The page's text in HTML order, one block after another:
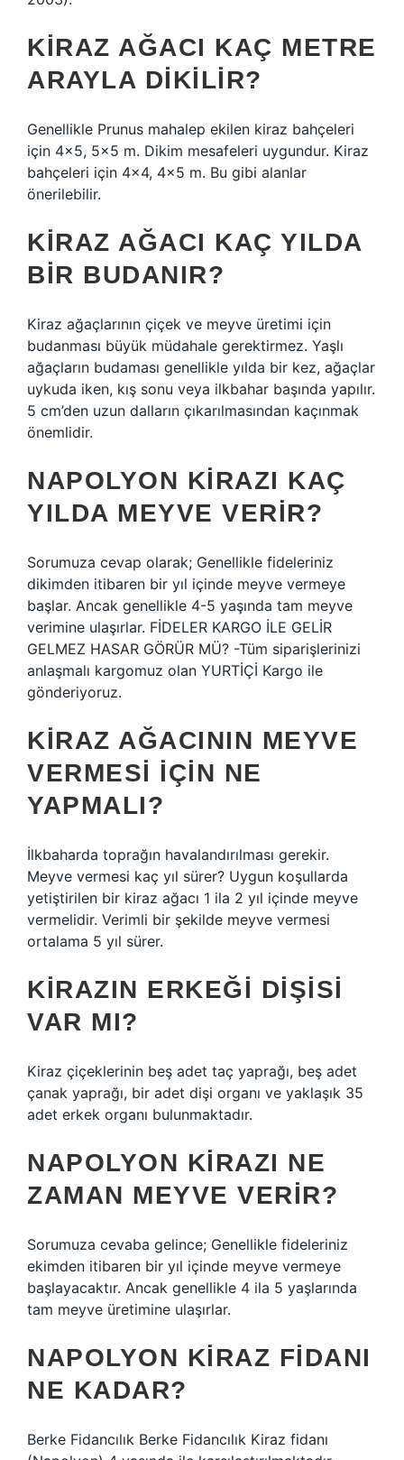
KIRAZ AĞACI KAÇ METRE
ARAYLA DIKILIR?
Genellikle Prunus mahalep ekilen kiraz bahçeleri
için 4×5, 5×5 m. Dikim mesafeleri uygundur. Kiraz
bahçeleri için 4×4, 4×5 m. Bu gibi alanlar
önerilebilir.
KIRAZ AĞACI KAÇ YILDA
BIR BUDANIR?
Kiraz ağaçlarının çiçek ve meyve üretimi için
budanması büyük müdahale gerektirmez. Yaşlı
ağaçların budaması genellikle yılda bir kez, ağaçlar
uykuda iken, kış sonu veya ilkbahar başında yapılır.
5 cm’den uzun dalların çıkarılmasından kaçınmak
önemlidir.
NAPOLYON KIRAZI KAÇ
YILDA MEYVE VERIR?
Sorumuza cevap olarak; Genellikle fideleriniz
dikimden itibaren bir yıl içinde meyve vermeye
başlar. Ancak genellikle 4-5 yaşında tam meyve
verimine ulaşırlar. FİDELER KARGO İLE GELİR
GELMEZ HASAR GÖRÜR MÜ? -Tüm siparişlerinizi
anlaşmalı kargomuz olan YURTİÇİ Kargo ile
gönderiyoruz.
KIRAZ AĞACININ MEYVE
VERMESI IÇIN NE
YAPMALI?
İlkbaharda toprağın havalandırılması gerekir.
Meyve vermesi kaç yıl sürer? Uygun koşullarda
yetiştirilen bir kiraz ağacı 1 ila 2 yıl içinde meyve
vermelidir. Verimli bir şekilde meyve vermesi
ortalama 5 yıl sürer.
KIRAZIN ERKEĞI DIŞISI
VAR MI?
Kiraz çiçeklerinin beş adet taç yaprağı, beş adet
çanak yaprağı, bir adet dişi organı ve yaklaşık 35
adet erkek organı bulunmaktadır.
NAPOLYON KIRAZI NE
ZAMAN MEYVE VERIR?
Sorumuza cevaba gelince; Genellikle fideleriniz
ekimden itibaren bir yıl içinde meyve vermeye
başlayacaktır. Ancak genellikle 4 ila 5 yaşlarında
tam meyve üretimine ulaşırlar.
NAPOLYON KIRAZ FIDANI
NE KADAR?
Berke Fidancılık Berke Fidancılık Kiraz fidanı